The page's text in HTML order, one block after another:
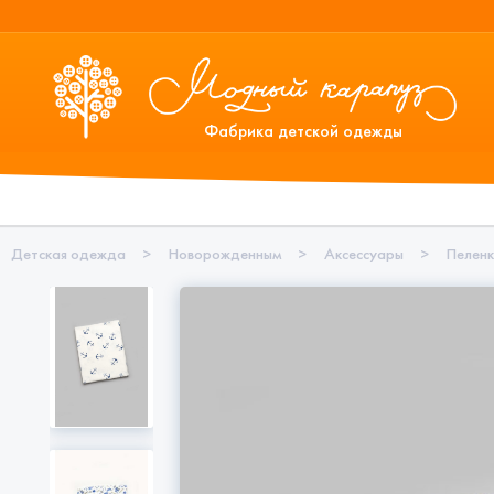
Фабрика детской одежды
Детская одежда > Новорожденным > Аксессуары >